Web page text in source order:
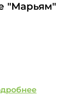
"Марьям"